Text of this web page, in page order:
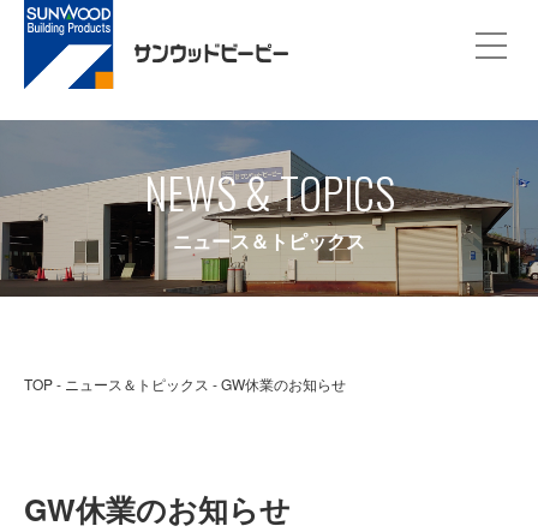
NEWS & TOPICS
ニュース＆トピックス
TOP ニュース＆トピックス GW休業のお知らせ
GW休業のお知らせ